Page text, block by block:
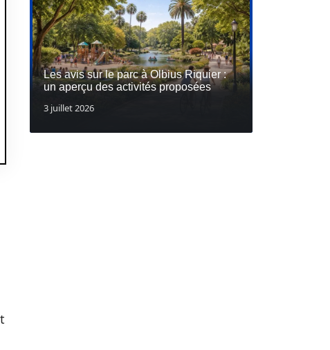
Les avis sur le parc à Olbius Riquier :
un aperçu des activités proposées
3 juillet 2026